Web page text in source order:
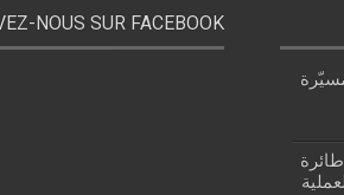
طائرة
NOUS SUR FACEBOOK